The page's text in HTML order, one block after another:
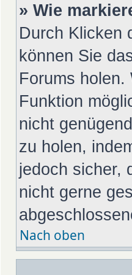
» Wie
Durch Klicken
können Sie
Forums
Funktion
nicht
zu holen,
jedoch sicher,
nicht gerne
Nach oben